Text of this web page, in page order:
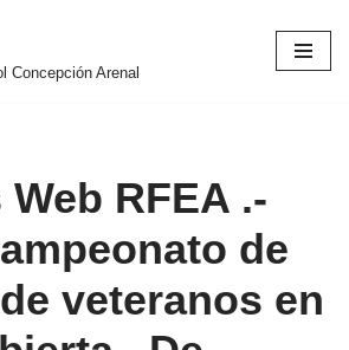
Concepción Arenal
RFEA .-
de
veteranos en